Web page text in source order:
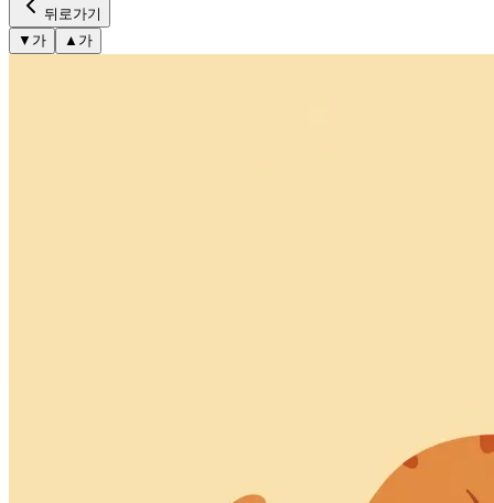
뒤로가기
▼ 가 ▲ 가